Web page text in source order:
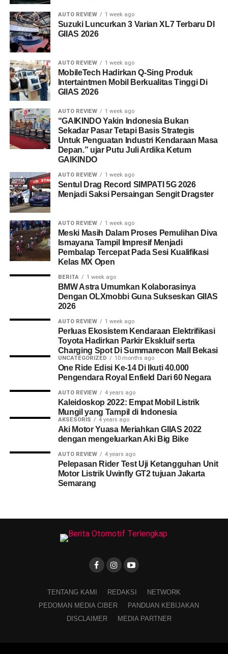
AUTO REVIEW 1 week ago
Suzuki Luncurkan 3 Varian XL7 Terbaru DI
GIIAS 2026
AUTO REVIEW 1 week ago
MobileTech Hadirkan Q-Sing Produk
Intertaintmen Mobil Berkualitas Tinggi Di
GIIAS 2026
AUTO REVIEW 1 week ago
“GAIKINDO Yakin Indonesia Bukan
Sekadar Pasar Tetapi Basis Strategis
Untuk Penguatan Industri Kendaraan Masa
Depan.” ujar Putu Juli Ardika Ketum
GAIKINDO
AUTO REVIEW 1 week ago
Sentul Drag Record SIMPATI 5G 2026
Menjadi Saksi Persaingan Sengit Dragster
AUTO REVIEW 1 week ago
Meski Masih Dalam Proses Pemulihan Diva
Ismayana Tampil Impresif Menjadi
Pembalap Tercepat Pada Sesi Kualifikasi
Kelas MX Open
BERITA 1 week ago
BMW Astra Umumkan Kolaborasinya
Dengan OLXmobbi Guna Sukseskan GIIAS
2026
AUTO REVIEW 1 week ago
Perluas Ekosistem Kendaraan Elektrifikasi
Toyota Hadirkan Parkir Ekskluif serta
Charging Spot Di Summarecon Mall Bekasi
UNCATEGORIZED 10 months ago
One Ride Edisi Ke-14 Di Ikuti 40.000
Pengendara Royal Enfield Dari 60 Negara
AUTO REVIEW 4 years ago
Kaleidoskop 2022: Empat Mobil Listrik
Mungil yang Tampil di Indonesia
AKSESORIS 4 years ago
Aki Motor Yuasa Meriahkan GIIAS 2022
dengan mengeluarkan Aki Big Bike
AUTO REVIEW 4 years ago
Pelepasan Rider Test Uji Ketangguhan Unit
Motor Listrik Uwinfly GT2 tujuan Jakarta
Semarang
TENTANG KAMI REDAKSI
NETWORK
PEDOMAN MEDIA CIBER
PANDUAN KEBIJAKAN
DISCLAIMER
MEDIA PARTNER